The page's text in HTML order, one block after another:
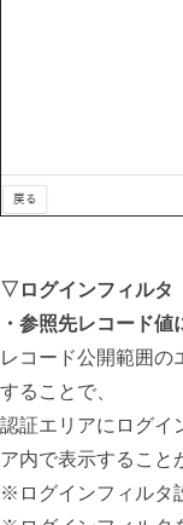
▽ログインフィルタ
・参照先レコード値
レコード公開範囲
することで、
認証エリアにログイ
ア内で表示すること
※ログインフィルタ